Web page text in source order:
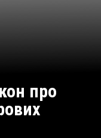
про